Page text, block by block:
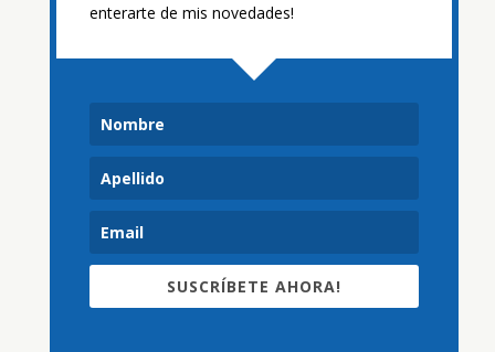
enterarte de mis novedades!
SUSCRÍBETE AHORA!